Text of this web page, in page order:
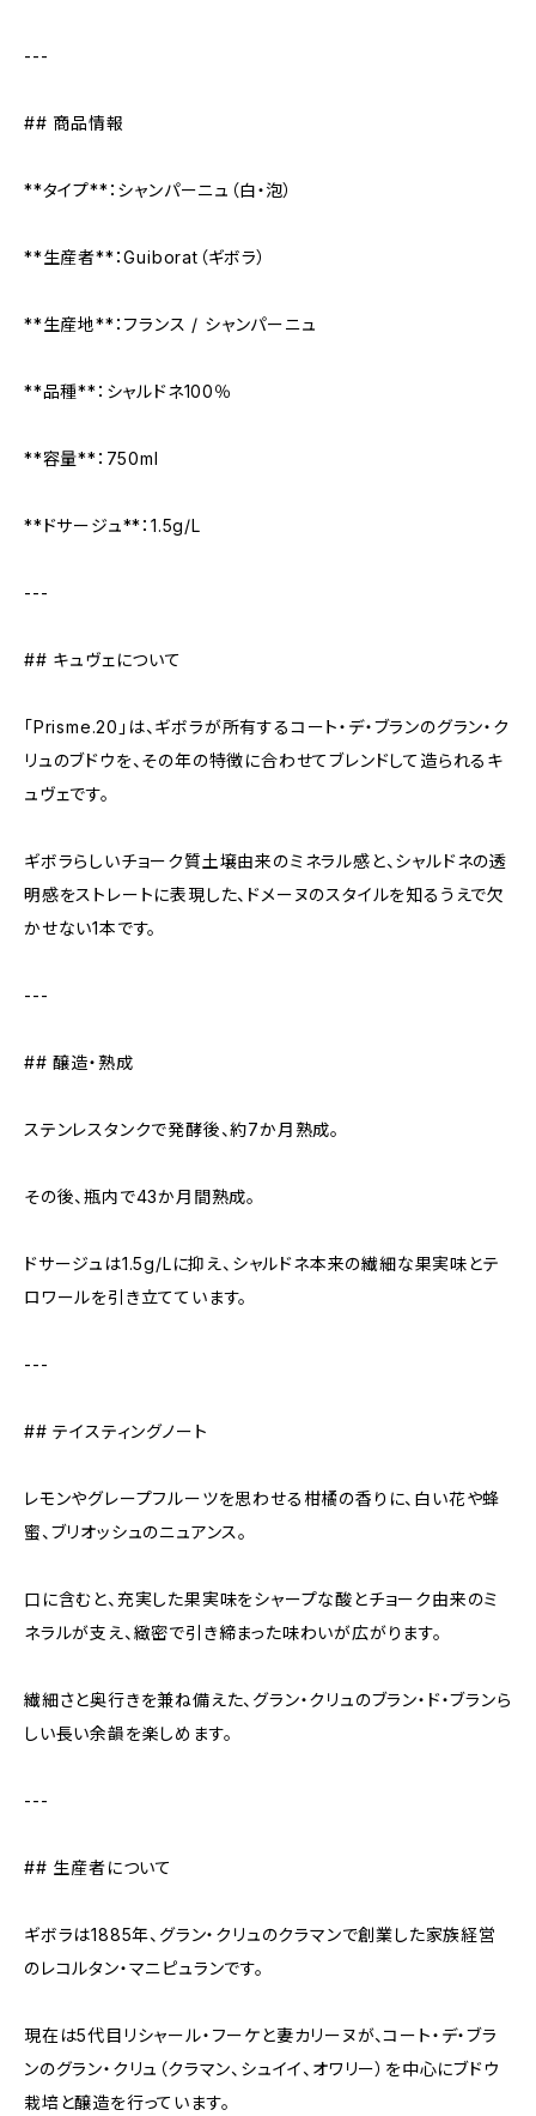
---
## 商品情報
**タイプ**：シャンパーニュ（白・泡）
**生産者**：Guiborat（ギボラ）
**生産地**：フランス / シャンパーニュ
**品種**：シャルドネ100％
**容量**：750ml
**ドサージュ**：1.5g/L
---
## キュヴェについて
「Prisme.20」は、ギボラが所有するコート・デ・ブランのグラン・ク
リュのブドウを、その年の特徴に合わせてブレンドして造られるキ
ュヴェです。
ギボラらしいチョーク質土壌由来のミネラル感と、シャルドネの透
明感をストレートに表現した、ドメーヌのスタイルを知るうえで欠
かせない1本です。
---
## 醸造・熟成
ステンレスタンクで発酵後、約7か月熟成。
その後、瓶内で43か月間熟成。
ドサージュは1.5g/Lに抑え、シャルドネ本来の繊細な果実味とテ
ロワールを引き立てています。
---
## テイスティングノート
レモンやグレープフルーツを思わせる柑橘の香りに、白い花や蜂
蜜、ブリオッシュのニュアンス。
口に含むと、充実した果実味をシャープな酸とチョーク由来のミ
ネラルが支え、緻密で引き締まった味わいが広がります。
繊細さと奥行きを兼ね備えた、グラン・クリュのブラン・ド・ブランら
しい長い余韻を楽しめます。
---
## 生産者について
ギボラは1885年、グラン・クリュのクラマンで創業した家族経営
のレコルタン・マニピュランです。
現在は5代目リシャール・フーケと妻カリーヌが、コート・デ・ブラ
ンのグラン・クリュ（クラマン、シュイイ、オワリー）を中心にブドウ
栽培と醸造を行っています。